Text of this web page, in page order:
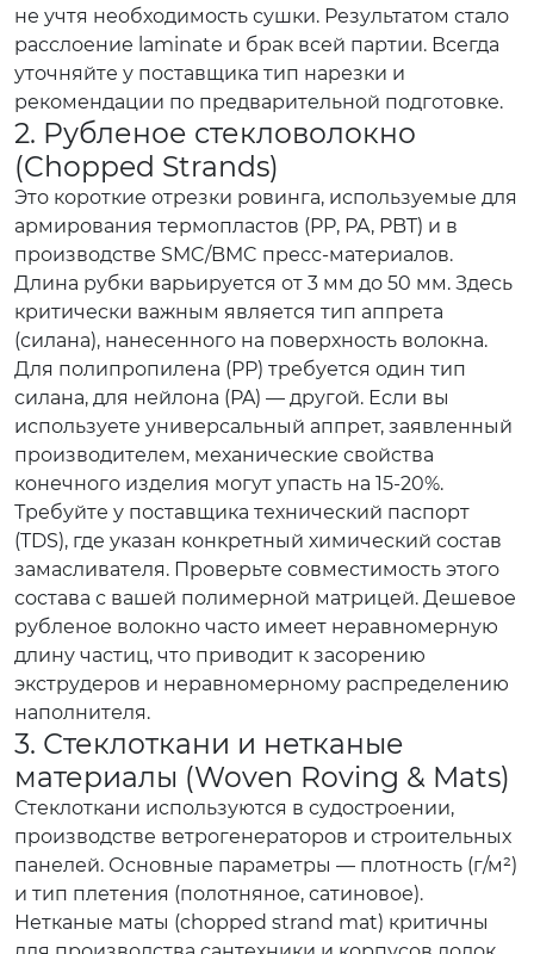
не учтя необходимость сушки. Результатом стало
расслоение laminate и брак всей партии. Всегда
уточняйте у поставщика тип нарезки и
рекомендации по предварительной подготовке.
2. Рубленое стекловолокно
(Chopped Strands)
Это короткие отрезки ровинга, используемые для
армирования термопластов (PP, PA, PBT) и в
производстве SMC/BMC пресс-материалов.
Длина рубки варьируется от 3 мм до 50 мм. Здесь
критически важным является тип аппрета
(силана), нанесенного на поверхность волокна.
Для полипропилена (PP) требуется один тип
силана, для нейлона (PA) — другой. Если вы
используете универсальный аппрет, заявленный
производителем, механические свойства
конечного изделия могут упасть на 15-20%.
Требуйте у поставщика технический паспорт
(TDS), где указан конкретный химический состав
замасливателя. Проверьте совместимость этого
состава с вашей полимерной матрицей. Дешевое
рубленое волокно часто имеет неравномерную
длину частиц, что приводит к засорению
экструдеров и неравномерному распределению
наполнителя.
3. Стеклоткани и нетканые
материалы (Woven Roving & Mats)
Стеклоткани используются в судостроении,
производстве ветрогенераторов и строительных
панелей. Основные параметры — плотность (г/м²)
и тип плетения (полотняное, сатиновое).
Нетканые маты (chopped strand mat) критичны